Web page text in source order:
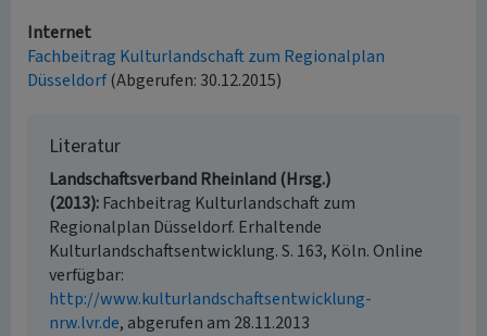
Internet
Fachbeitrag Kulturlandschaft zum Regionalplan
Düsseldorf(Abgerufen: 30.12.2015)
Literatur
Landschaftsverband Rheinland (Hrsg.)
(2013) Fachbeitrag Kulturlandschaft zum
Regionalplan Düsseldorf. Erhaltende
Kulturlandschaftsentwicklung. S. 163, Köln. Online
verfügbar:
http://www.kulturlandschaftsentwicklung-
nrw.lvr.de, abgerufen am 28.11.2013